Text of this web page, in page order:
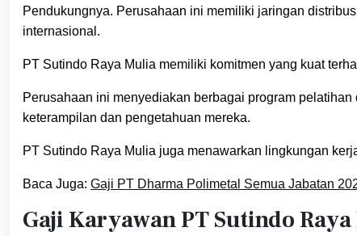
Pendukungnya. Perusahaan ini memiliki jaringan
internasional.
PT Sutindo Raya Mulia memiliki komitmen yang kuat
Perusahaan ini menyediakan berbagai program
keterampilan dan pengetahuan mereka.
PT Sutindo Raya Mulia juga menawarkan lingkungan
Baca Juga: Gaji PT Dharma Polimetal Semua Jabatan
Gaji Karyawan PT Sutindo